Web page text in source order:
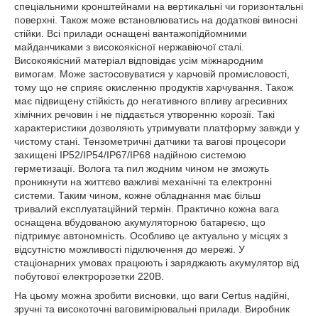
спеціальними кронштейнами на вертикальні чи горизонтальні
поверхні. Також може встановлюватись на додаткові виносні
стійки. Всі прилади оснащені вантажопідйомними
майданчиками з високоякісної нержавіючої сталі.
Високоякісний матеріал відповідає усім міжнародним
вимогам. Може застосовуватися у харчовій промисловості,
тому що не сприяє окисленню продуктів харчування. Також
має підвищену стійкість до негативного впливу агресивних
хімічних речовин і не піддається утворенню корозії. Такі
характеристики дозволяють утримувати платформу завжди у
чистому стані. Тензометричні датчики та вагові процесори
захищені IP52/IP54/IP67/IP68 надійною системою
герметизації. Волога та пил жодним чином не зможуть
проникнути на життєво важливі механічні та електронні
системи. Таким чином, кожне обладнання має більш
тривалий експлуатаційний термін. Практично кожна вага
оснащена вбудованою акумуляторною батареєю, що
підтримує автономність. Особливо це актуально у місцях з
відсутністю можливості підключення до мережі. У
стаціонарних умовах працюють і заряджають акумулятор від
побутової електророзетки 220В.
На цьому можна зробити висновки, що ваги Certus надійні,
зручні та високоточні ваговимірювальні прилади. Виробник